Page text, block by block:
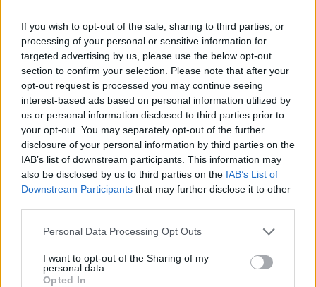
If you wish to opt-out of the sale, sharing to third parties, or
processing of your personal or sensitive information for
targeted advertising by us, please use the below opt-out
section to confirm your selection. Please note that after your
opt-out request is processed you may continue seeing
interest-based ads based on personal information utilized by
us or personal information disclosed to third parties prior to
your opt-out. You may separately opt-out of the further
disclosure of your personal information by third parties on the
IAB’s list of downstream participants. This information may
also be disclosed by us to third parties on the IAB’s List of
Downstream Participants that may further disclose it to other
Personal Data Processing Opt Outs
I want to opt-out of the Sharing of my
personal data.
Opted In
"A BVMT az ajkai telephelyen barnamezős beruházásként,
mintegy 75 millió euróból valósítja meg az új blokkok
létesítését. A cég a Magyar Villamos Művek Zrt., az
Euroinvest Zrt. és a Bakonyi Erőmű Zrt. közös tulajdonában
van. Az erőmű építése még 2009-ben kezdődött, működése
során a Bakonyi Erőmű Zrt. meglévő infrastruktúráját -
alállomás, fűtő- es hűtő...
KEDVES OLVASÓNK!
regisztrációhoz kötött.
Az előfizetés a következőket tartalmazza:
Portfolio.hu teljes cikkarchívum